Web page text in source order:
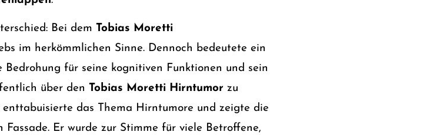
Bei dem Tobias Moretti
im herkömmlichen Sinne. Dennoch bedeutete ein
für seine kognitiven Funktionen und sein
über den Tobias Moretti Hirntumor zu
das Thema Hirntumore und zeigte die
Er wurde zur Stimme für viele Betroffene,